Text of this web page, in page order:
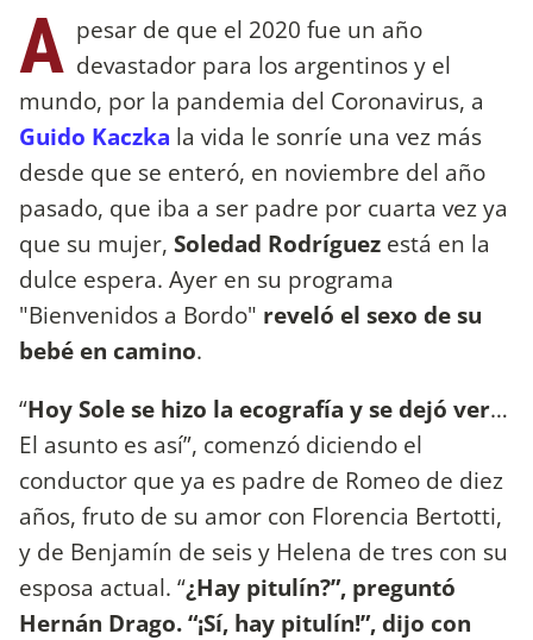
A pesar de que el 2020 fue un año
devastador para los argentinos y el
mundo, por la pandemia del Coronavirus, a
Guido Kaczka la vida le sonríe una vez más
desde que se enteró, en noviembre del año
pasado, que iba a ser padre por cuarta vez ya
que su mujer, Soledad Rodríguez está en la
dulce espera. Ayer en su programa
"Bienvenidos a Bordo" reveló el sexo de su
bebé en camino.
“Hoy Sole se hizo la ecografía y se dejó ver…
El asunto es así”, comenzó diciendo el
conductor que ya es padre de Romeo de diez
años, fruto de su amor con Florencia Bertotti,
y de Benjamín de seis y Helena de tres con su
esposa actual. “¿Hay pitulín?”, preguntó
Hernán Drago. “¡Sí, hay pitulín!”, dijo con